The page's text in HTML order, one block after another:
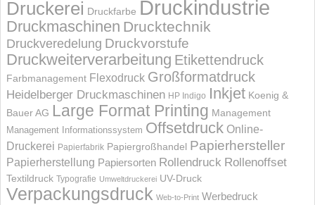
Druckerei Druckfarbe Druckindustrie
Druckmaschinen Drucktechnik
Druckveredelung Druckvorstufe
Druckweiterverarbeitung Etikettendruck
Farbmanagement Flexodruck Großformatdruck
Heidelberger Druckmaschinen HP Indigo Inkjet Koenig &
Bauer AG Large Format Printing Management
Management Informations­system Offsetdruck Online-
Druckerei Papierfabrik Papiergroßhandel Papierhersteller
Papierherstellung Papiersorten Rollendruck Rollenoffset
Textildruck Typografie Umweltdruckerei UV-Druck
Verpackungsdruck Web-to-Print Werbedruck